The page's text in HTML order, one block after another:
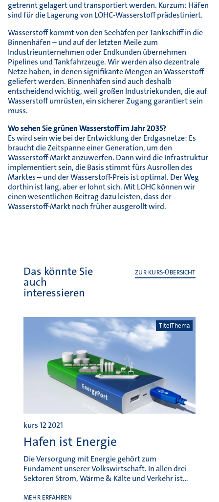
getrennt gelagert und transportiert werden. Kurzum: Häfen
sind für die Lagerung von LOHC-Wasserstoff prädestiniert.
Wasserstoff kommt von den Seehäfen per Tankschiff in die
Binnenhäfen – und auf der letzten Meile zum
Industrieunternehmen oder Endkunden übernehmen
Pipelines und Tankfahrzeuge. Wir werden also dezentrale
Netze haben, in denen signifikante Mengen an Wasserstoff
geliefert werden. Binnenhäfen sind auch deshalb
entscheidend wichtig, weil großen Industriekunden, die auf
Wasserstoff umrüsten, ein sicherer Zugang garantiert sein
muss.
Wo sehen Sie grünen Wasserstoff im Jahr 2035?
Es wird sein wie bei der Entwicklung der Erdgasnetze: Es
braucht die Zeitspanne einer Generation, um den
Wasserstoff-Markt anzuwerfen. Dann wird die Infrastruktur
implementiert sein, die Basis stimmt fürs Ausrollen des
Marktes – und der Wasserstoff-Preis ist optimal. Der Weg
dorthin ist lang, aber er lohnt sich. Mit LOHC können wir
einen wesentlichen Beitrag dazu leisten, dass der
Wasserstoff-Markt noch früher ausgerollt wird.
Das könnte Sie
auch
interessieren
ZUR KURS-ÜBERSICHT
TitelThema
kurs 12 2021
Hafen ist Energie
Die Versorgung mit Energie gehört zum
Fundament unserer Volkswirtschaft. In allen drei
Sektoren Strom, Wärme & Kälte und Verkehr ist…
MEHR ERFAHREN